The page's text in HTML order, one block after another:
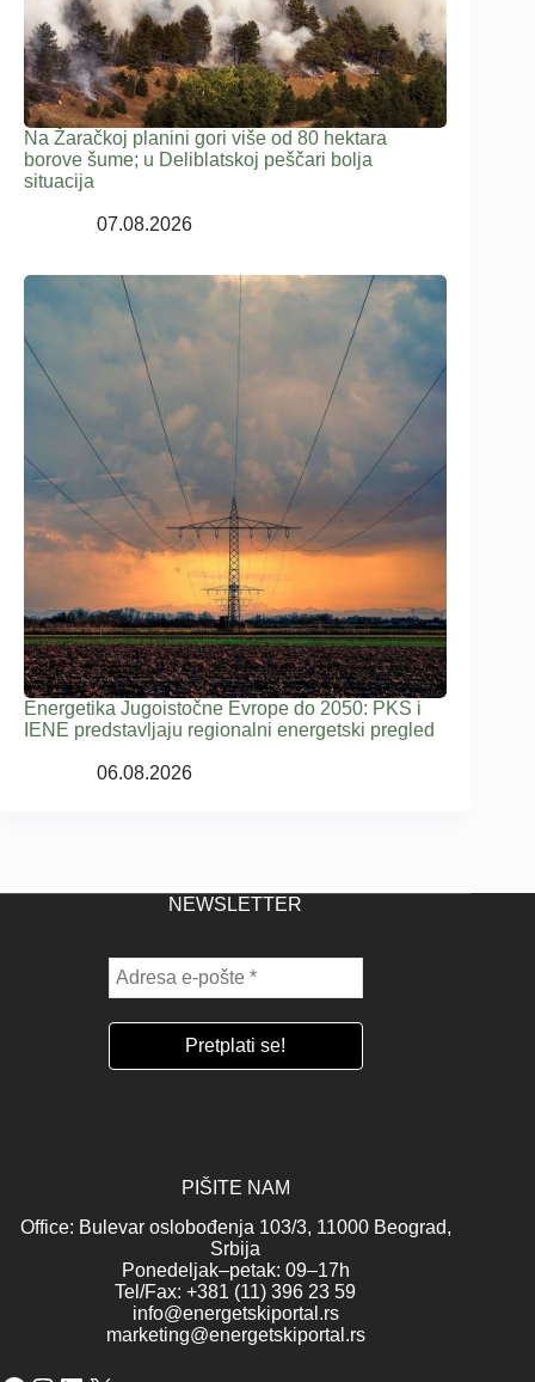
Na Žaračkoj planini gori više od 80 hektara
borove šume; u Deliblatskoj peščari bolja
situacija
07.08.2026
Energetika Jugoistočne Evrope do 2050: PKS i
IENE predstavljaju regionalni energetski pregled
06.08.2026
NEWSLETTER
PIŠITE NAM
Office: Bulevar oslobođenja 103/3, 11000 Beograd,
Srbija
Ponedeljak–petak: 09–17h
Tel/Fax: +381 (11) 396 23 59
info@energetskiportal.rs
marketing@energetskiportal.rs